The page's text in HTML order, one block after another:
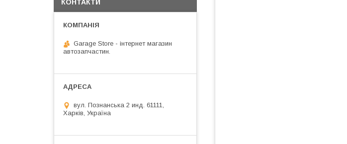
КОНТАКТИ
Garage Store - інтернет магазин
автозапчастин.
вул. Познанська 2 инд. 61111,
Харків, Україна